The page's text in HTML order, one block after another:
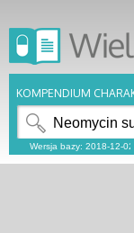
KOMPENDIUM